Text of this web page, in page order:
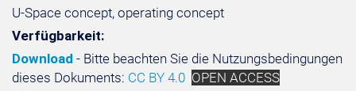
U-Space concept, operating concept
Verfügbarkeit:
Download - Bitte beachten Sie die Nutzungsbedingungen
dieses Dokuments: CC BY 4.0 OPEN ACCESS